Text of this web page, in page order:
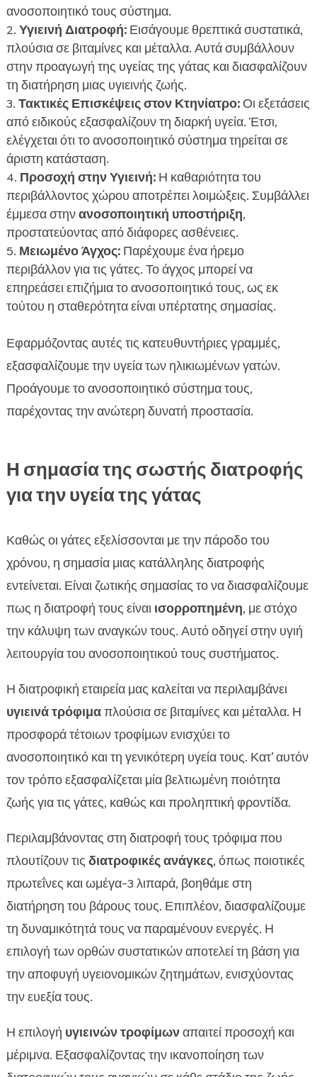
ανοσοποιητικό τους σύστημα.
Υγιεινή Διατροφή:Εισάγουμε θρεπτικά συστατικά,
πλούσια σε βιταμίνες και μέταλλα. Αυτά συμβάλλουν
στην προαγωγή της υγείας της γάτας και διασφαλίζουν
τη διατήρηση μιας υγιεινής ζωής.
Τακτικές Επισκέψεις στον Κτηνίατρο:Οι εξετάσεις
από ειδικούς εξασφαλίζουν τη διαρκή υγεία. Έτσι,
ελέγχεται ότι το ανοσοποιητικό σύστημα τηρείται σε
άριστη κατάσταση.
Προσοχή στην Υγιεινή:Η καθαριότητα του
περιβάλλοντος χώρου αποτρέπει λοιμώξεις. Συμβάλλει
έμμεσα στηνανοσοποιητική υποστήριξη,
προστατεύοντας από διάφορες ασθένειες.
Μειωμένο Άγχος:Παρέχουμε ένα ήρεμο
περιβάλλον για τις γάτες. Το άγχος μπορεί να
επηρεάσει επιζήμια το ανοσοποιητικό τους, ως εκ
τούτου η σταθερότητα είναι υπέρτατης σημασίας.
Εφαρμόζοντας αυτές τις κατευθυντήριες γραμμές,
εξασφαλίζουμε την υγεία των ηλικιωμένων γατών.
Προάγουμε το ανοσοποιητικό σύστημα τους,
παρέχοντας την ανώτερη δυνατή προστασία.
Η σημασία της σωστής διατροφής
για την υγεία της γάτας
Καθώς οι γάτες εξελίσσονται με την πάροδο του
χρόνου, η σημασία μιας κατάλληλης διατροφής
εντείνεται. Είναι ζωτικής σημασίας το να διασφαλίζουμε
πως η διατροφή τους είναι ισορροπημένη, με στόχο
την κάλυψη των αναγκών τους. Αυτό οδηγεί στην υγιή
λειτουργία του ανοσοποιητικού τους συστήματος.
Η διατροφική εταιρεία μας καλείται να περιλαμβάνει
υγιεινά τρόφιμαπλούσια σε βιταμίνες και μέταλλα. Η
προσφορά τέτοιων τροφίμων ενισχύει το
ανοσοποιητικό και τη γενικότερη υγεία τους. Κατ’ αυτόν
τον τρόπο εξασφαλίζεται μία βελτιωμένη ποιότητα
ζωής για τις γάτες, καθώς και προληπτική φροντίδα.
Περιλαμβάνοντας στη διατροφή τους τρόφιμα που
πλουτίζουν τις διατροφικές ανάγκες, όπως ποιοτικές
πρωτεΐνες και ωμέγα-3 λιπαρά, βοηθάμε στη
διατήρηση του βάρους τους. Επιπλέον, διασφαλίζουμε
τη δυναμικότητά τους να παραμένουν ενεργές. Η
επιλογή των ορθών συστατικών αποτελεί τη βάση για
την αποφυγή υγειονομικών ζητημάτων, ενισχύοντας
την ευεξία τους.
Η επιλογή υγιεινών τροφίμωναπαιτεί προσοχή και
μέριμνα. Εξασφαλίζοντας την ικανοποίηση των